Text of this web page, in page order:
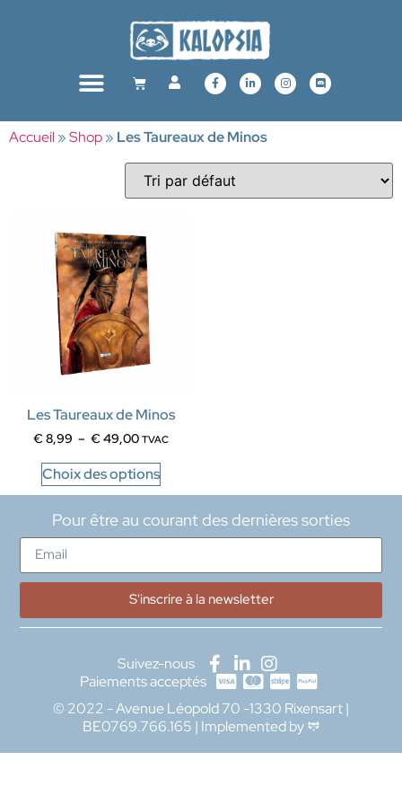
Accueil»Shop» Les Taureaux de Minos
Les Taureaux de Minos
€8,99 – €49,00 TVAC
Choix des options
Pour être au courant des dernières sorties
S'inscrire à la newsletter
Suivez-nous
Paiements acceptés
© 2022 - Avenue Léopold 70 -1330 Rixensart |
BE0769.766.165 | Implemented by